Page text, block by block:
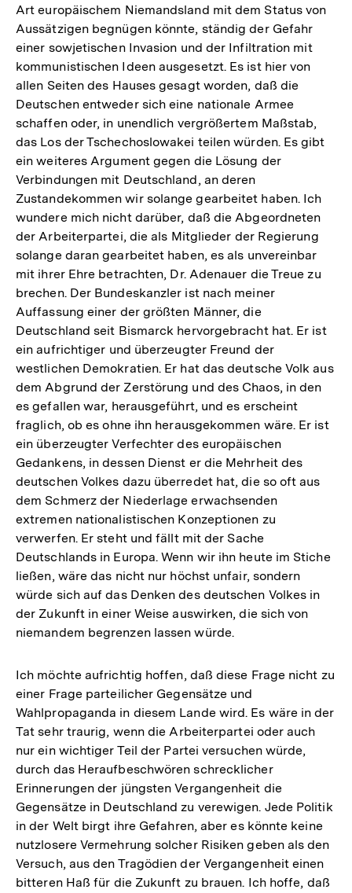
Art europäischem Niemandsland mit dem Status von
Aussätzigen begnügen könnte, ständig der Gefahr
einer sowjetischen Invasion und der Infiltration mit
kommunistischen Ideen ausgesetzt. Es ist hier von
allen Seiten des Hauses gesagt worden, daß die
Deutschen entweder sich eine nationale Armee
schaffen oder, in unendlich vergrößertem Maßstab,
das Los der Tschechoslowakei teilen würden. Es gibt
ein weiteres Argument gegen die Lösung der
Verbindungen mit Deutschland, an deren
Zustandekommen wir solange gearbeitet haben. Ich
wundere mich nicht darüber, daß die Abgeordneten
der Arbeiterpartei, die als Mitglieder der Regierung
solange daran gearbeitet haben, es als unvereinbar
mit ihrer Ehre betrachten, Dr. Adenauer die Treue zu
brechen. Der Bundeskanzler ist nach meiner
Auffassung einer der größten Männer, die
Deutschland seit Bismarck hervorgebracht hat. Er ist
ein aufrichtiger und überzeugter Freund der
westlichen Demokratien. Er hat das deutsche Volk aus
dem Abgrund der Zerstörung und des Chaos, in den
es gefallen war, herausgeführt, und es erscheint
fraglich, ob es ohne ihn herausgekommen wäre. Er ist
ein überzeugter Verfechter des europäischen
Gedankens, in dessen Dienst er die Mehrheit des
deutschen Volkes dazu überredet hat, die so oft aus
dem Schmerz der Niederlage erwachsenden
extremen nationalistischen Konzeptionen zu
verwerfen. Er steht und fällt mit der Sache
Deutschlands in Europa. Wenn wir ihn heute im Stiche
ließen, wäre das nicht nur höchst unfair, sondern
würde sich auf das Denken des deutschen Volkes in
der Zukunft in einer Weise auswirken, die sich von
niemandem begrenzen lassen würde.
Ich möchte aufrichtig hoffen, daß diese Frage nicht zu
einer Frage parteilicher Gegensätze und
Wahlpropaganda in diesem Lande wird. Es wäre in der
Tat sehr traurig, wenn die Arbeiterpartei oder auch
nur ein wichtiger Teil der Partei versuchen würde,
durch das Heraufbeschwören schrecklicher
Erinnerungen der jüngsten Vergangenheit die
Gegensätze in Deutschland zu verewigen. Jede Politik
in der Welt birgt ihre Gefahren, aber es könnte keine
nutzlosere Vermehrung solcher Risiken geben als den
Versuch, aus den Tragödien der Vergangenheit einen
bitteren Haß für die Zukunft zu brauen. Ich hoffe, daß